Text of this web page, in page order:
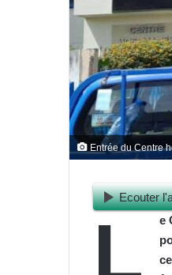
Entrée du Centre
Ecouter
L
e